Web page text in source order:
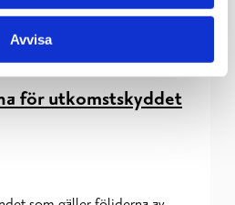
Avvisa
för utkomstskyddet